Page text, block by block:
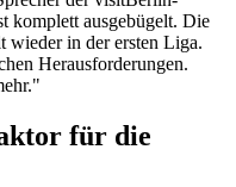
komplett ausgebügelt. Die
wieder in der ersten Liga.
Herausforderungen.
für die